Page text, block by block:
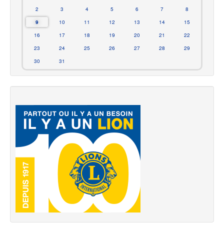
2
3 4 5 6 7
8
9
10 11 12 13 14
15
16
17 18 19 20 21
22
23
24 25 26 27 28
29
30
31